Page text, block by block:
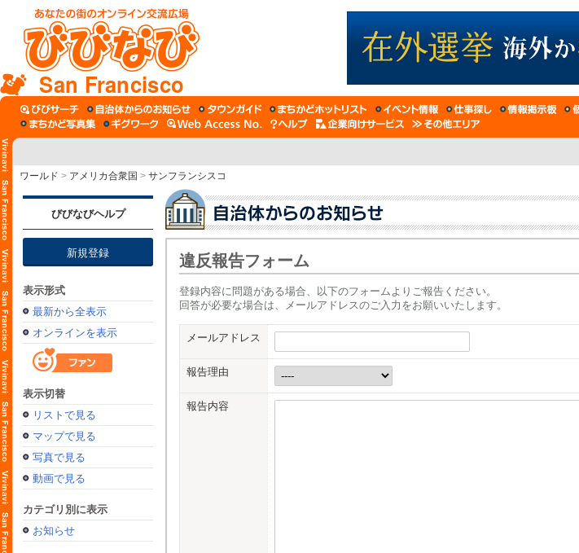
San Francisco
ワールド > アメリカ合衆国 > サンフランシスコ
びびなびヘルプ
新規登録
表示形式
最新から全表示
オンラインを表示
表示切替
リストで見る
マップで見る
写真で見る
動画で見る
カテゴリ別に表示
お知らせ
違反報告フォーム
登録内容に問題がある場合、以下のフォームよりご報告ください。
回答が必要な場合は、メールアドレスのご入力をお願いいたします。
メールアドレス
報告理由
報告内容